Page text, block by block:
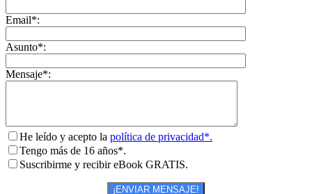
Email*:
Asunto*:
Mensaje*:
He leído y acepto la política de privacidad*.
Tengo más de 16 años*.
Suscribirme y recibir eBook GRATIS.